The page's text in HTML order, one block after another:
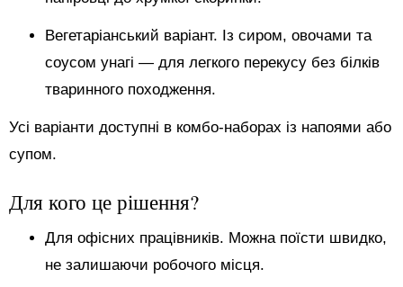
Вегетаріанський варіант. Із сиром, овочами та
соусом унагі — для легкого перекусу без білків
тваринного походження.
Усі варіанти доступні в комбо-наборах із напоями або
супом.
Для кого це рішення?
Для офісних працівників. Можна поїсти швидко,
не залишаючи робочого місця.